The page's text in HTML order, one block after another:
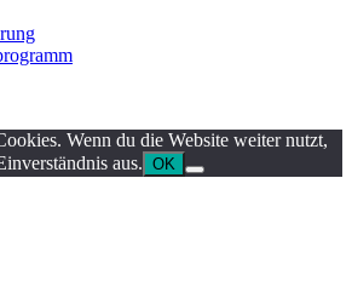
Wenn du die Website weiter nutzt,
aus. OK